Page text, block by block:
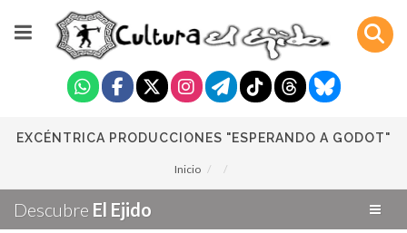
EXCÉNTRICA PRODUCCIONES "ESPERANDO A GODOT"
Inicio
Descubre El Ejido